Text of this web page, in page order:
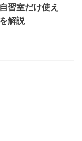
習室だけ使え
解説